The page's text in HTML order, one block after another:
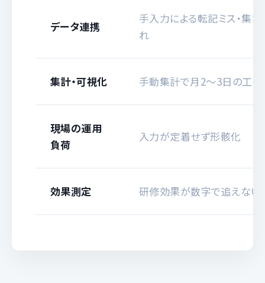
データ連携
手入力による転記ミス・集
れ
集計・可視化 手動集計で月2〜3日の工数
現場の運用
負荷
入力が定着せず形骸化
効果測定 研修効果が数字で追えない